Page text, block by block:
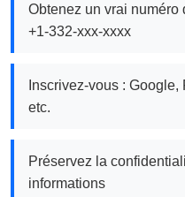
Obtenez un vrai
+1-332-xxx-xxxx
Inscrivez-vous :
etc.
Préservez la
informations